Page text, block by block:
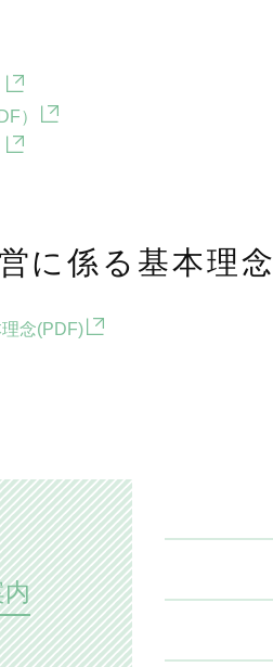
）
に係る基本理念
念(PDF)
内